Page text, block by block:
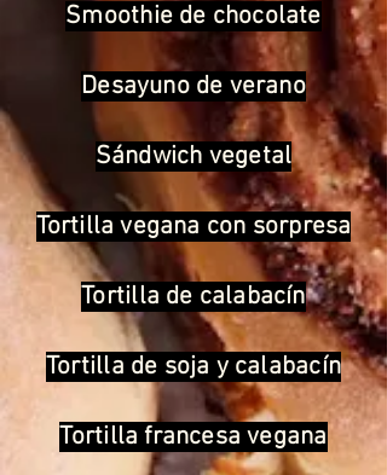
Smoothie de chocolate
Desayuno de verano
Sándwich vegetal
Tortilla vegana con sorpresa
Tortilla de calabacín
Tortilla de soja y calabacín
Tortilla francesa vegana